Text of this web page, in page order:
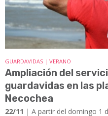
GUARDAVIDAS | VERANO
Ampliación del
guardavidas en las
Necochea
22/11 | A partir del domingo 1